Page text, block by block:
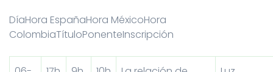
DíaHora EspañaHora MéxicoHora
ColombiaTítuloPonenteInscripción